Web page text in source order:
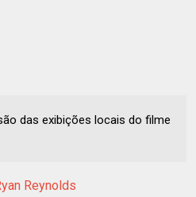
das exibições locais do filme
Reynolds